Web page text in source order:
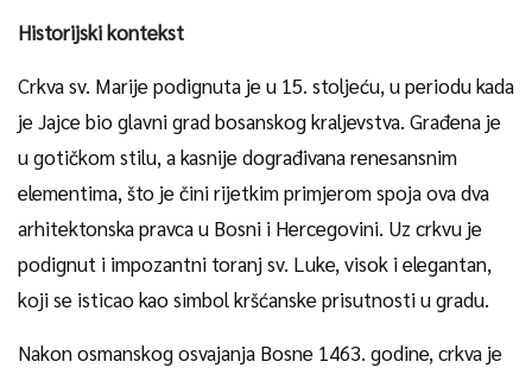
Historijski kontekst
Crkva sv. Marije podignuta je u 15. stoljeću, u periodu kada
je Jajce bio glavni grad bosanskog kraljevstva. Građena je
u gotičkom stilu, a kasnije dograđivana renesansnim
elementima, što je čini rijetkim primjerom spoja ova dva
arhitektonska pravca u Bosni i Hercegovini. Uz crkvu je
podignut i impozantni toranj sv. Luke, visok i elegantan,
koji se isticao kao simbol kršćanske prisutnosti u gradu.
Nakon osmanskog osvajanja Bosne 1463. godine, crkva je